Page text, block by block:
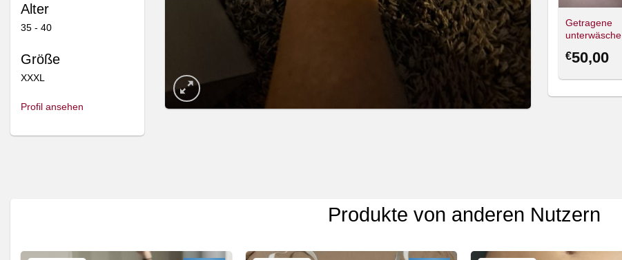
Alter
35 - 40
Größe
XXXL
Profil ansehen
Getragene
unterwäsche
€50,00
Produkte von anderen Nutzern